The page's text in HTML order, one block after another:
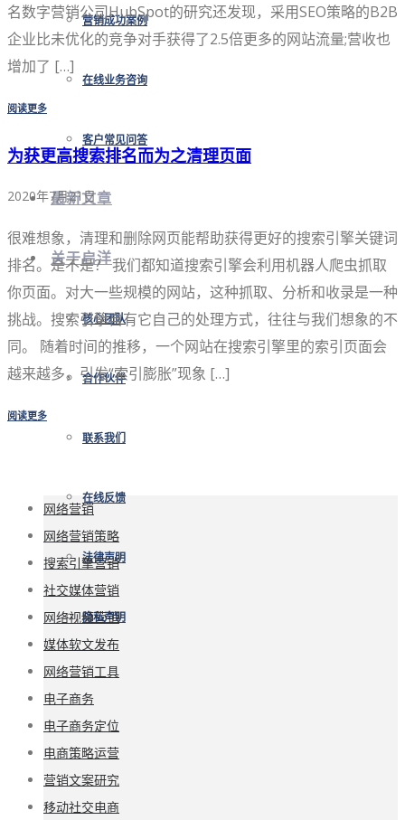
营销成功案例
在线业务咨询
客户常见问答
最新文章
关于启洋
核心团队
合作伙伴
联系我们
在线反馈
法律声明
隐私声明
名数字营销公司HubSpot的研究还发现，采用SEO策略的B2B
企业比未优化的竞争对手获得了2.5倍更多的网站流量;营收也
增加了 […]
阅读更多
为获更高搜索排名而为之清理页面
2020年7月21日
很难想象，清理和删除网页能帮助获得更好的搜索引擎关键词
排名。是不是？ 我们都知道搜索引擎会利用机器人爬虫抓取
你页面。对大一些规模的网站，这种抓取、分析和收录是一种
挑战。搜索引擎自有它自己的处理方式，往往与我们想象的不
同。 随着时间的推移，一个网站在搜索引擎里的索引页面会
越来越多，引发“索引膨胀”现象 […]
阅读更多
网络营销
网络营销策略
搜索引擎营销
社交媒体营销
网络视频营销
媒体软文发布
网络营销工具
电子商务
电子商务定位
电商策略运营
营销文案研究
移动社交电商